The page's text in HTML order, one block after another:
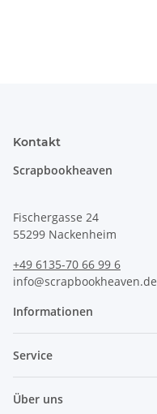
Kontakt
Scrapbookheaven
Fischergasse 24
55299 Nackenheim
+49 6135-70 66 99 6
info@scrapbookheaven.de
Informationen
Service
Über uns